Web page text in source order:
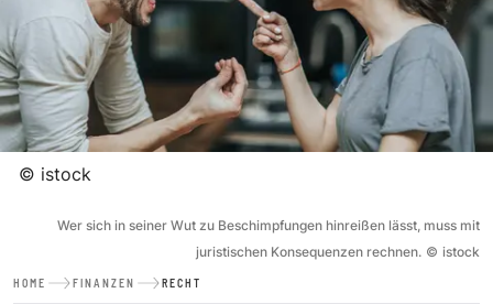
© istock
Wer sich in seiner Wut zu Beschimpfungen hinreißen lässt, muss mit
juristischen Konsequenzen rechnen. © istock
HOME FINANZEN RECHT